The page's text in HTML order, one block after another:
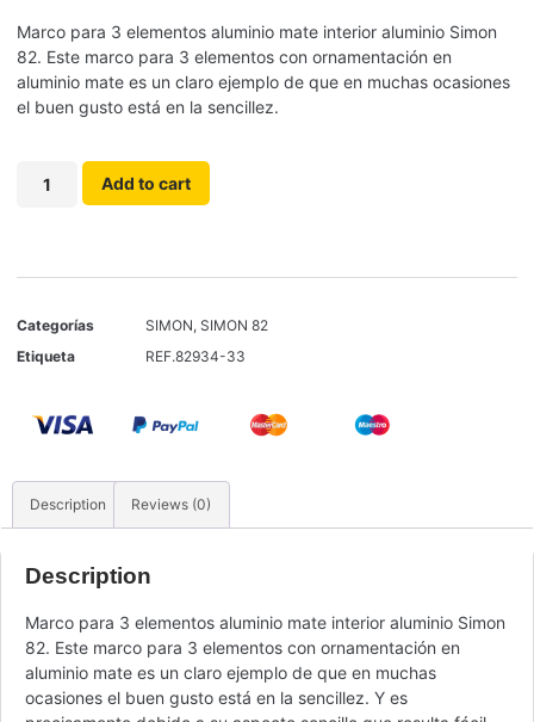
Marco para 3 elementos aluminio mate interior aluminio Simon
82. Este marco para 3 elementos con ornamentación en
aluminio mate es un claro ejemplo de que en muchas ocasiones
el buen gusto está en la sencillez.
Add to cart
Categorías SIMON, SIMON 82
Etiqueta
REF.82934-33
Description Reviews (0)
Description
Marco para 3 elementos aluminio mate interior aluminio Simon
82. Este marco para 3 elementos con ornamentación en
aluminio mate es un claro ejemplo de que en muchas
ocasiones el buen gusto está en la sencillez. Y es